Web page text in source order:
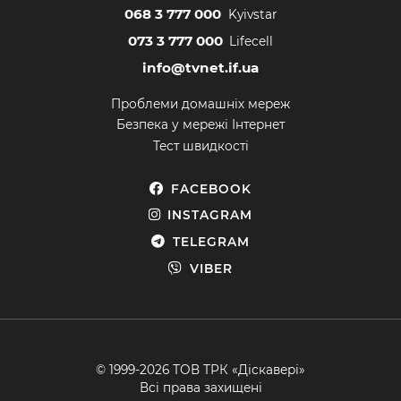
068 3 777 000 Kyivstar
073 3 777 000 Lifecell
info@tvnet.if.ua
Проблеми домашніх мереж
Безпека у мережі Інтернет
Тест швидкості
FACEBOOK
INSTAGRAM
TELEGRAM
VIBER
© 1999-2026 ТОВ ТРК «Діскавері»
Всі права захищені